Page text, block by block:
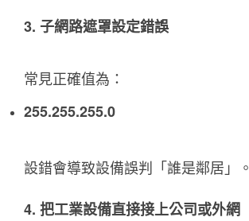
3. 子網路遮罩設定錯誤
常見正確值為：
255.255.255.0
設錯會導致設備誤判「誰是鄰居」。
4. 把工業設備直接接上公司或外網